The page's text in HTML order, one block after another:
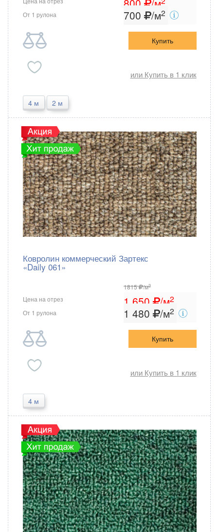
От 1 рулона
800 /м
700 /м2
Купить
или Купить в 1 клик
4 м 2 м
Ковролин коммерческий Зартекс
«Daily 061»
Цена на отрез
От 1 рулона
1815 /м2
1 650 /м2
1 480 /м2
Купить
или Купить в 1 клик
4 м